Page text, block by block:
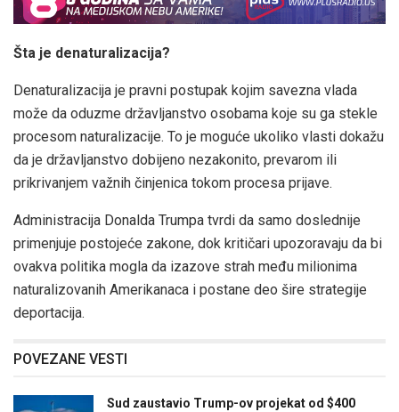
Šta je denaturalizacija?
Denaturalizacija je pravni postupak kojim savezna vlada
može da oduzme državljanstvo osobama koje su ga stekle
procesom naturalizacije. To je moguće ukoliko vlasti dokažu
da je državljanstvo dobijeno nezakonito, prevarom ili
prikrivanjem važnih činjenica tokom procesa prijave.
Administracija Donalda Trumpa tvrdi da samo doslednije
primenjuje postojeće zakone, dok kritičari upozoravaju da bi
ovakva politika mogla da izazove strah među milionima
naturalizovanih Amerikanaca i postane deo šire strategije
deportacija.
POVEZANE VESTI
Sud zaustavio Trump-ov projekat od $400